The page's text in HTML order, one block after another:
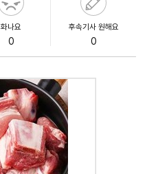
화나요
0
후속기사 원해요
0